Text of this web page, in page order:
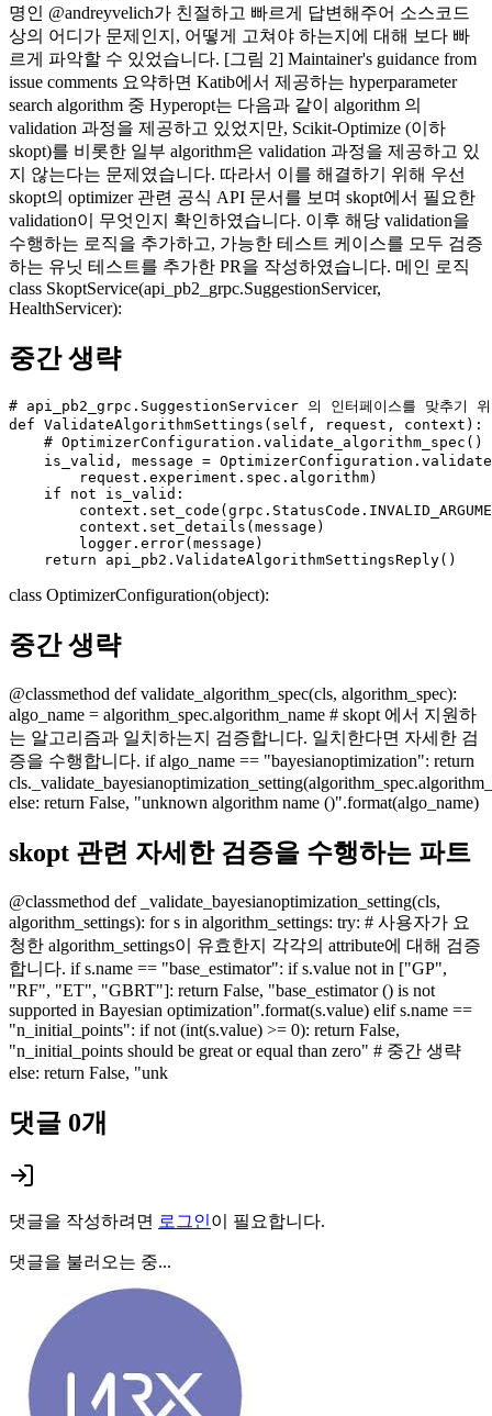
명인 @andreyvelich가 친절하고 빠르게 답변해주어 소스코드
상의 어디가 문제인지, 어떻게 고쳐야 하는지에 대해 보다 빠
르게 파악할 수 있었습니다. [그림 2] Maintainer's guidance from
issue comments 요약하면 Katib에서 제공하는 hyperparameter
search algorithm 중 Hyperopt는 다음과 같이 algorithm 의
validation 과정을 제공하고 있었지만, Scikit-Optimize (이하
skopt)를 비롯한 일부 algorithm은 validation 과정을 제공하고 있
지 않는다는 문제였습니다. 따라서 이를 해결하기 위해 우선
skopt의 optimizer 관련 공식 API 문서를 보며 skopt에서 필요한
validation이 무엇인지 확인하였습니다. 이후 해당 validation을
수행하는 로직을 추가하고, 가능한 테스트 케이스를 모두 검증
하는 유닛 테스트를 추가한 PR을 작성하였습니다. 메인 로직
class SkoptService(api_pb2_grpc.SuggestionServicer,
HealthServicer):
중간 생략
# api_pb2_grpc.SuggestionServicer 의 인터페이스를 맞추기 위
def ValidateAlgorithmSettings(self, request, context):
# OptimizerConfiguration.validate_algorithm_spec()
is_valid, message =
        request.experiment.spec.algorithm)
    if not is_valid:
        context.set_details(message)
        logger.error(message)
class OptimizerConfiguration(object):
중간 생략
@classmethod def validate_algorithm_spec(cls, algorithm_spec):
algo_name = algorithm_spec.algorithm_name # skopt 에서 지원하
는 알고리즘과 일치하는지 검증합니다. 일치한다면 자세한 검
증을 수행합니다. if algo_name == "bayesianoptimization": return
else: return False, "unknown algorithm name ()".format(algo_name)
skopt 관련 자세한 검증을 수행하는 파트
@classmethod def _validate_bayesianoptimization_setting(cls,
algorithm_settings): for s in algorithm_settings: try: # 사용자가 요
청한 algorithm_settings이 유효한지 각각의 attribute에 대해 검증
합니다. if s.name == "base_estimator": if s.value not in ["GP",
"RF", "ET", "GBRT"]: return False, "base_estimator () is not
supported in Bayesian optimization".format(s.value) elif s.name ==
"n_initial_points": if not (int(s.value) >= 0): return False,
"n_initial_points should be great or equal than zero" # 중간 생략
else: return False, "unk
댓글 0개
댓글을 작성하려면 로그인이 필요합니다.
댓글을 불러오는 중...